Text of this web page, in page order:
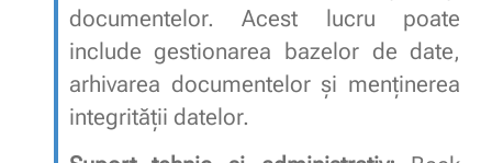
documentelor. Acest lucru poate
include gestionarea bazelor de date,
arhivarea documentelor și menținerea
integrității datelor.